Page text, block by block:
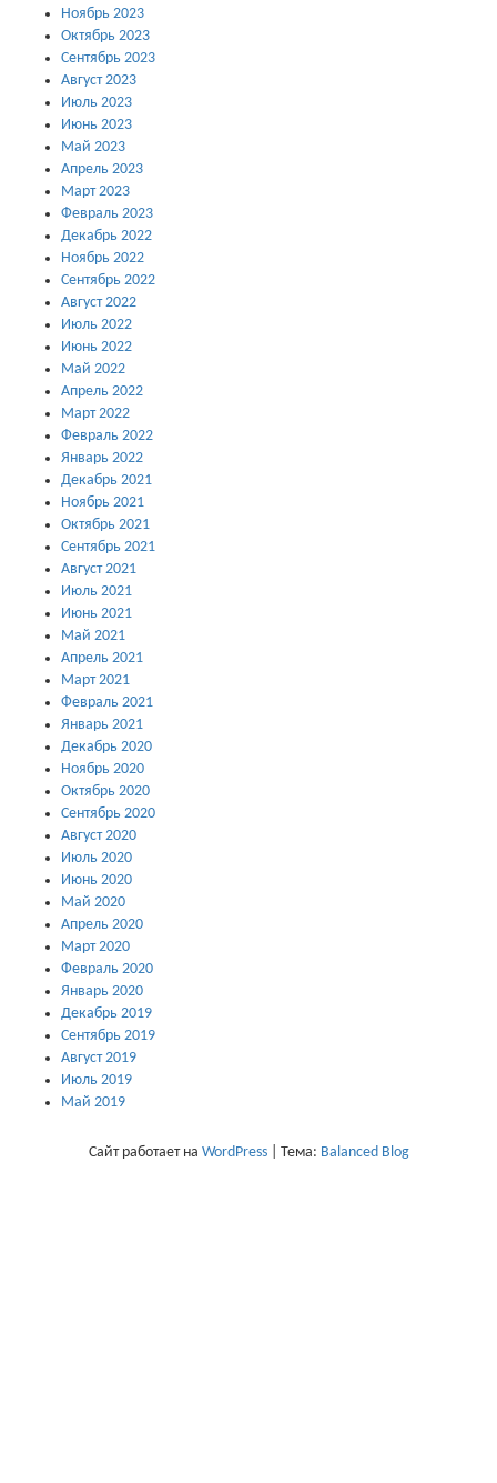
Ноябрь 2023
Октябрь 2023
Сентябрь 2023
Август 2023
Июль 2023
Июнь 2023
Май 2023
Апрель 2023
Март 2023
Февраль 2023
Декабрь 2022
Ноябрь 2022
Сентябрь 2022
Август 2022
Июль 2022
Июнь 2022
Май 2022
Апрель 2022
Март 2022
Февраль 2022
Январь 2022
Декабрь 2021
Ноябрь 2021
Октябрь 2021
Сентябрь 2021
Август 2021
Июль 2021
Июнь 2021
Май 2021
Апрель 2021
Март 2021
Февраль 2021
Январь 2021
Декабрь 2020
Ноябрь 2020
Октябрь 2020
Сентябрь 2020
Август 2020
Июль 2020
Июнь 2020
Май 2020
Апрель 2020
Март 2020
Февраль 2020
Январь 2020
Декабрь 2019
Сентябрь 2019
Август 2019
Июль 2019
Май 2019
Сайт работает на WordPress Тема: Balanced Blog